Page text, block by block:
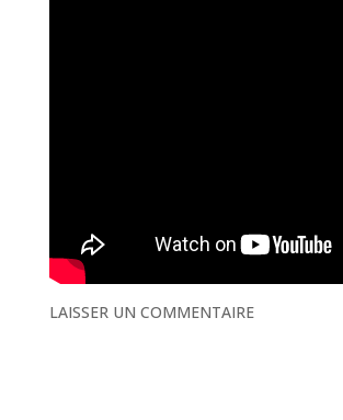
LAISSER UN COMMENTAIRE